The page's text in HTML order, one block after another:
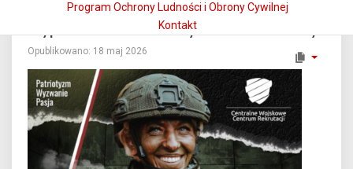
Program Ochrony Ludności i Obrony Cywilnej
Kontakt
Stypendia MON dla kandydatów na żołnierzy
Opublikowano: 18 maj 2026